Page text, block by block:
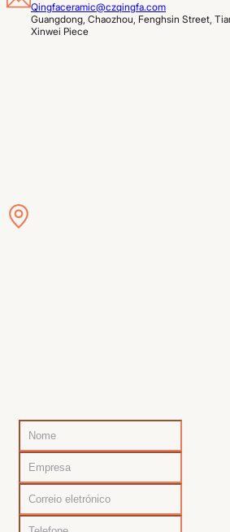
Qingfaceramic@czqingfa.com
Guangdong, Chaozhou, Fenghsin Street,
Xinwei Piece